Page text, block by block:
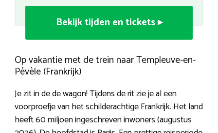
Bekijk tijden en tickets ▸
Op vakantie met de trein naar Templeuve-en-
Pévèle (Frankrijk)
Je zit in de de wagon! Tijdens de rit zie je al een
voorproefje van het schilderachtige Frankrijk. Het land
heeft 60 miljoen ingeschreven inwoners (augustus